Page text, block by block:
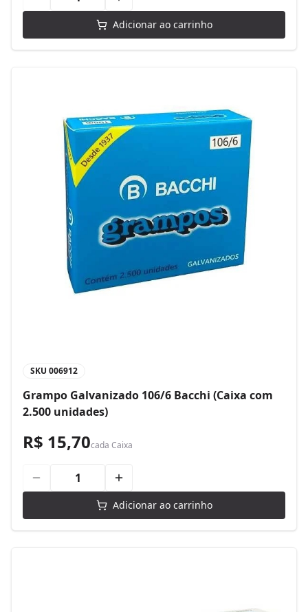
Adicionar ao carrinho
SKU 006912
Grampo Galvanizado 106/6 Bacchi (Caixa com
2.500 unidades)
R$ 15,70cada Caixa
Adicionar ao carrinho